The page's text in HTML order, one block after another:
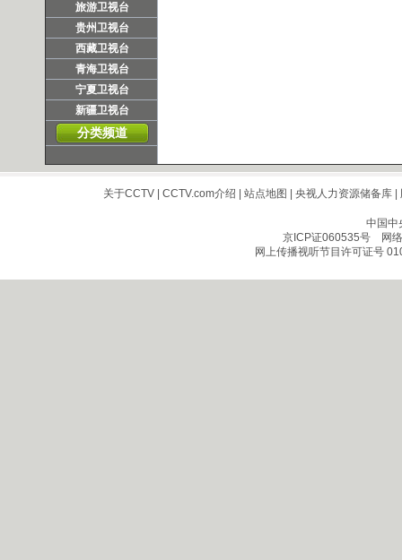
旅游卫视台
贵州卫视台
西藏卫视台
青海卫视台
宁夏卫视台
新疆卫视台
分类频道
关于CCTV| CCTV.com介绍 站点地图 央视人力资源储备库|
中国中
京ICP证060535号网络
网上传播视听节目许可证号